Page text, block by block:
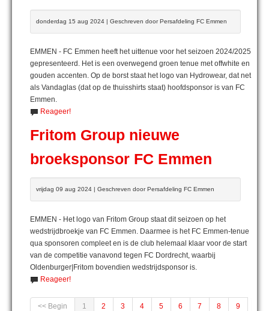
donderdag 15 aug 2024 | Geschreven door Persafdeling FC Emmen
EMMEN - FC Emmen heeft het uittenue voor het seizoen 2024/2025
gepresenteerd. Het is een overwegend groen tenue met offwhite en
gouden accenten. Op de borst staat het logo van Hydrowear, dat net
als Vandaglas (dat op de thuisshirts staat) hoofdsponsor is van FC
Emmen.
Reageer!
Fritom Group nieuwe
broeksponsor FC Emmen
vrijdag 09 aug 2024 | Geschreven door Persafdeling FC Emmen
EMMEN - Het logo van Fritom Group staat dit seizoen op het
wedstrijdbroekje van FC Emmen. Daarmee is het FC Emmen-tenue
qua sponsoren compleet en is de club helemaal klaar voor de start
van de competitie vanavond tegen FC Dordrecht, waarbij
Oldenburger|Fritom bovendien wedstrijdsponsor is.
Reageer!
<< Begin 1 2 3 4 5 6 7 8 9